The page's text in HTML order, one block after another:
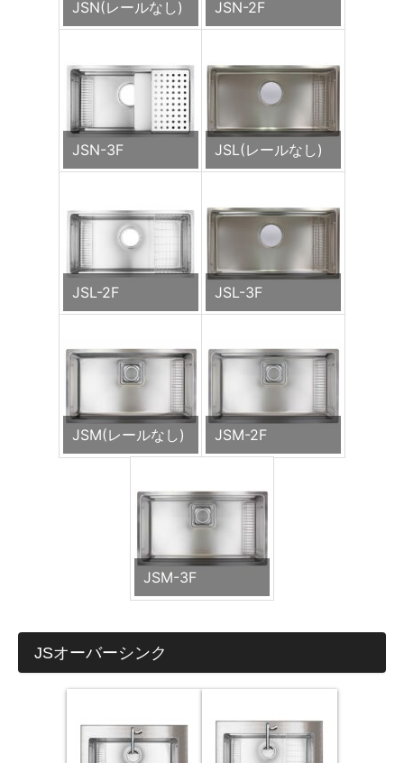
JSN(レールなし) JSN-2F
JSN-3F JSL(レールなし)
JSL-2F JSL-3F
JSM(レールなし) JSM-2F
JSM-3F
JSオーバーシンク